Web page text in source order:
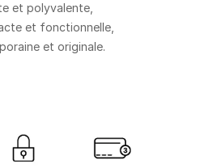
et polyvalente,
et fonctionnelle,
et originale.